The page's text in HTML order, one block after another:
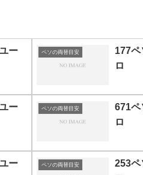
ー
ペソの両替目安
177
ロ
ー
ペソの両替目安
671ペ
ロ
ー
ペソの両替目安
253ペ